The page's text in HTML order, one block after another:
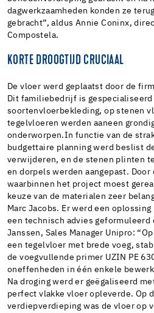
dagwerkzaamheden konden ze
gebracht”, aldus Annie Coninx,
Compostela.
KORTE DROOGTIJD CRUCIAAL
De vloer werd geplaatst door de
Dit familiebedrijf is gespecialiseerd
soortenvloerbekleding, op stenen
tegelvloeren werden aaneen
onderworpen.In functie van de
budgettaire planning werd beslist
verwijderen, en de stenen plinten
en dorpels werden aangepast.
waarbinnen het project moest
keuze van de materialen zeer
Marc Jacobs. Er werd een
een technisch advies geformuleerd
Janssen, Sales Manager Unipro:
een tegelvloer met brede voeg,
de voegvullende primer UZIN PE
oneffenheden in één enkele
Na droging werd er geëgaliseerd
perfect vlakke vloer opleverde. Op
verdiepverdieping was de vloer op